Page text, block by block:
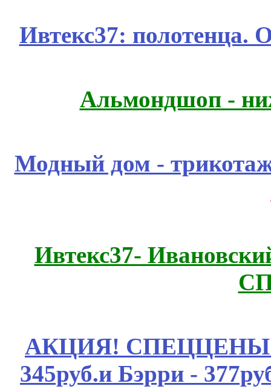
Ивтекс37:
Альмондшоп -
Модный дом -
Ивтекс37-
АКЦИЯ! СПЕЦЦЕНЫ
345руб.и Бэрри -